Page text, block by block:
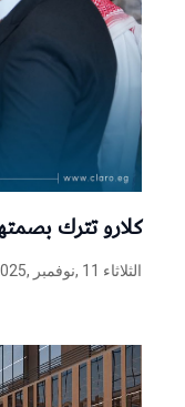
كلارو تترك
الثلاثاء 11 ,نوفمبر ,2025